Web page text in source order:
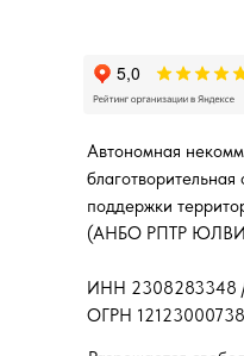
Автономная
благотворительная
поддержки
(АНБО РПТР
ИНН 2308283348
ОГРН